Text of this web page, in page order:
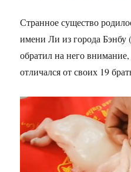
Странное существо
имени Ли из города Бэнбу
обратил на него
отличался от своих 19